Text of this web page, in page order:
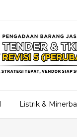
Listrik & Minerba